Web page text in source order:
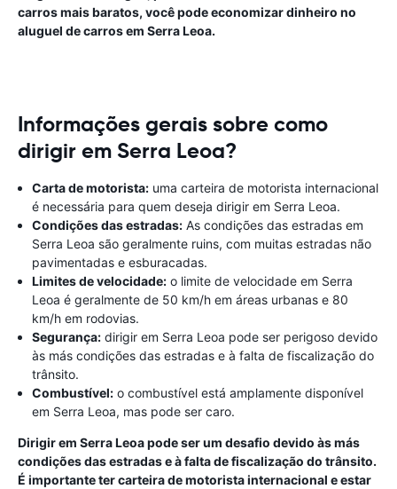
carros mais baratos, você pode economizar dinheiro no
aluguel de carros em Serra Leoa.
Informações gerais sobre como
dirigir em Serra Leoa?
Carta de motorista: uma carteira de motorista internacional
é necessária para quem deseja dirigir em Serra Leoa.
Condições das estradas: As condições das estradas em
Serra Leoa são geralmente ruins, com muitas estradas não
pavimentadas e esburacadas.
Limites de velocidade: o limite de velocidade em Serra
Leoa é geralmente de 50 km/h em áreas urbanas e 80
km/h em rodovias.
Segurança: dirigir em Serra Leoa pode ser perigoso devido
às más condições das estradas e à falta de fiscalização do
trânsito.
Combustível: o combustível está amplamente disponível
em Serra Leoa, mas pode ser caro.
Dirigir em Serra Leoa pode ser um desafio devido às más
condições das estradas e à falta de fiscalização do trânsito.
É importante ter carteira de motorista internacional e estar